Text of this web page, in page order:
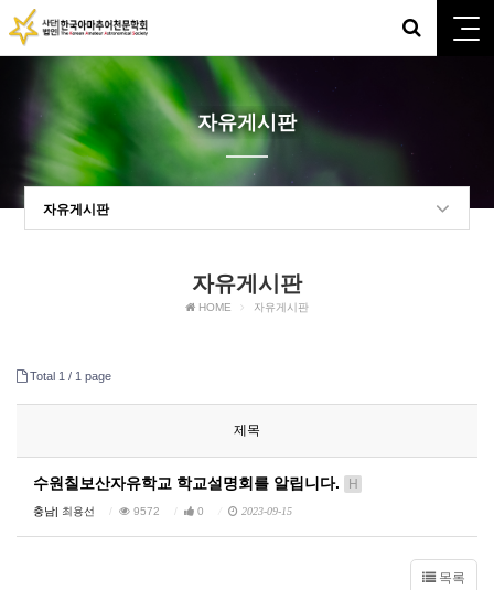
자유게시판
자유게시판
자유게시판
HOME 자유게시판
Total 1 / 1 page
제목
수원칠보산자유학교 학교설명회를 알립니다. H
충남| 최용선 9572 0 2023-09-15
목록